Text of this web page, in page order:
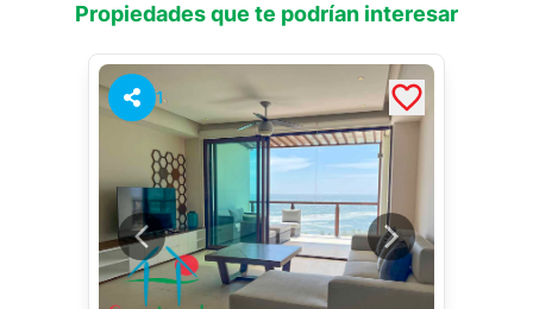
Propiedades que te podrían interesar
1